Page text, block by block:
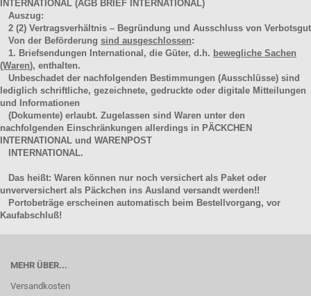
INTERNATIONAL (AGB BRIEF INTERNATIONAL)
Auszug:
2 (2) Vertragsverhältnis – Begründung und Ausschluss von Verbotsgut
Von der Beförderung sind ausgeschlossen:
1. Briefsendungen International, die Güter, d.h. bewegliche Sachen
(Waren), enthalten.
Unbeschadet der nachfolgenden Bestimmungen (Ausschlüsse) sind
lediglich schriftliche, gezeichnete, gedruckte oder digitale Mitteilungen
und Informationen
(Dokumente) erlaubt. Zugelassen sind Waren unter den
nachfolgenden Einschränkungen allerdings in PÄCKCHEN
INTERNATIONAL und WARENPOST
INTERNATIONAL.
Das heißt: Waren können nur noch versichert als Paket oder
unverversichert als Päckchen ins Ausland versandt werden!!
Portobeträge erscheinen automatisch beim Bestellvorgang, vor
Kaufabschluß!
MEHR ÜBER...
Versandkosten